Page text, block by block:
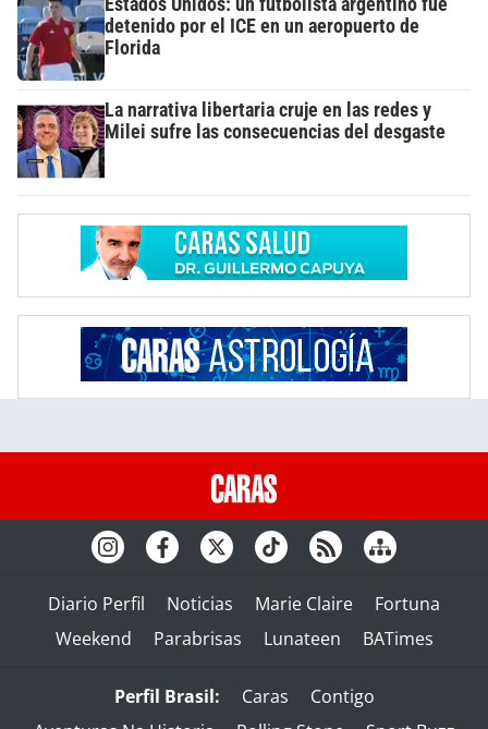
Estados Unidos: un futbolista argentino fue
detenido por el ICE en un aeropuerto de
Florida
La narrativa libertaria cruje en las redes y
Milei sufre las consecuencias del desgaste
Diario Perfil Noticias Marie Claire
Fortuna
Weekend
Parabrisas Lunateen BATimes
Perfil Brasil: Caras
Contigo